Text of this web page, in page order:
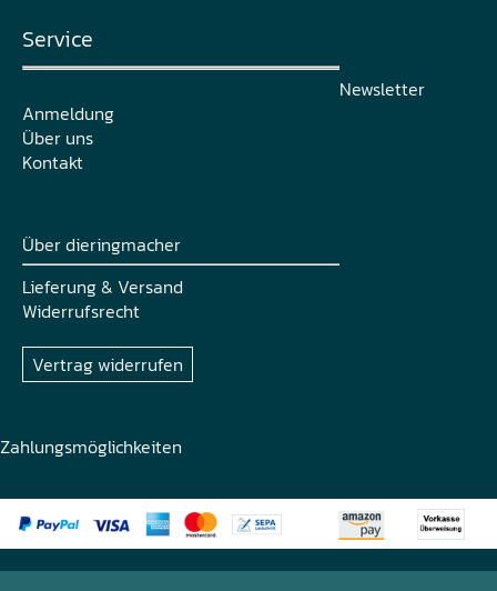
Service
Newsletter
Anmeldung
Über uns
Kontakt
Über dieringmacher
Lieferung & Versand
Widerrufsrecht
Vertrag widerrufen
Zahlungsmöglichkeiten